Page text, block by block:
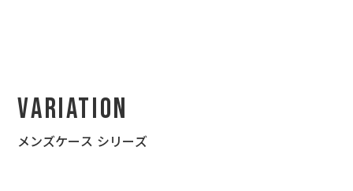
Variation
メンズケース シリーズ